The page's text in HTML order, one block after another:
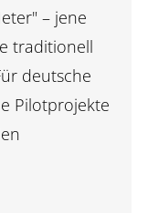
– jene
traditionell
deutsche
Pilotprojekte